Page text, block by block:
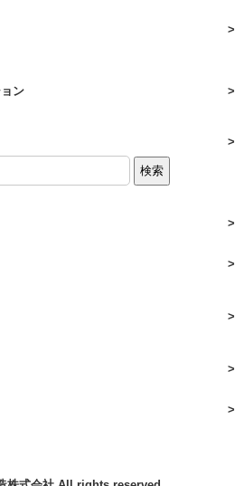
ン